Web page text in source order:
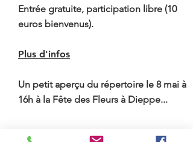
Entrée gratuite, participation libre (10
euros bienvenus).
Plus d'infos
Un petit aperçu du répertoire le 8 mai à
16h à la Fête des Fleurs à Dieppe...